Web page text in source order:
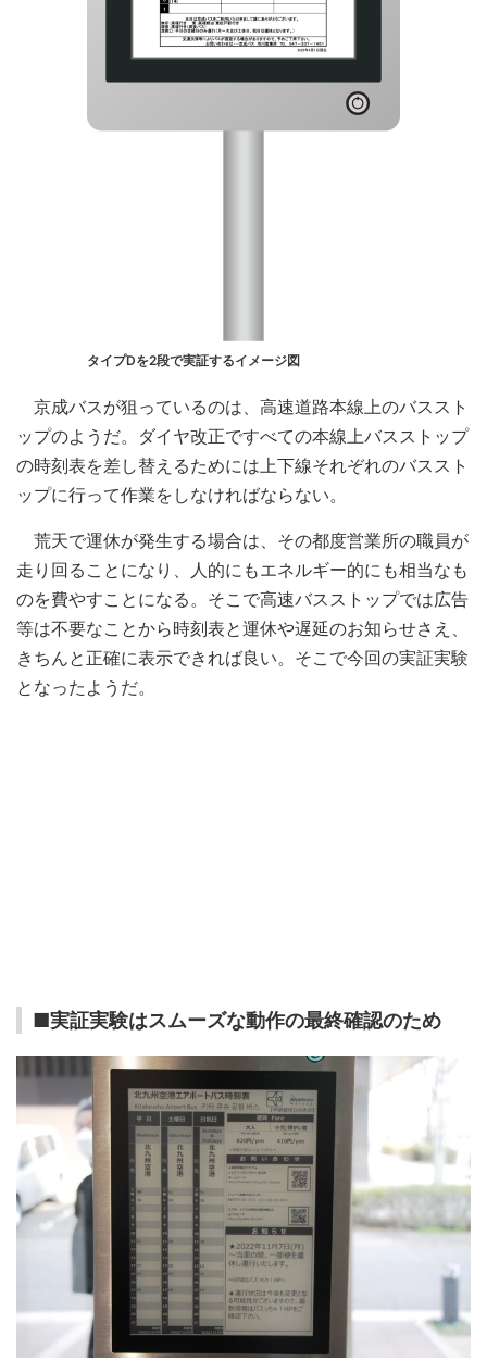
タイプDを2段で実証するイメージ図
京成バスが狙っているのは、高速道路本線上のバススト
ップのようだ。ダイヤ改正ですべての本線上バスストップ
の時刻表を差し替えるためには上下線それぞれのバススト
ップに行って作業をしなければならない。
荒天で運休が発生する場合は、その都度営業所の職員が
走り回ることになり、人的にもエネルギー的にも相当なも
のを費やすことになる。そこで高速バスストップでは広告
等は不要なことから時刻表と運休や遅延のお知らせさえ、
きちんと正確に表示できれば良い。そこで今回の実証実験
となったようだ。
■実証実験はスムーズな動作の最終確認のため